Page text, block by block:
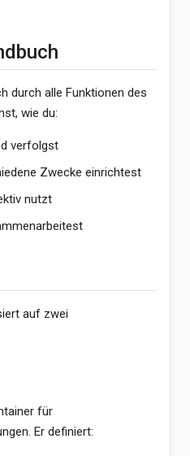
durch alle Funktionen des
wie du:
verfolgst
Zwecke einrichtest
nutzt
auf zwei
für
Er definiert: